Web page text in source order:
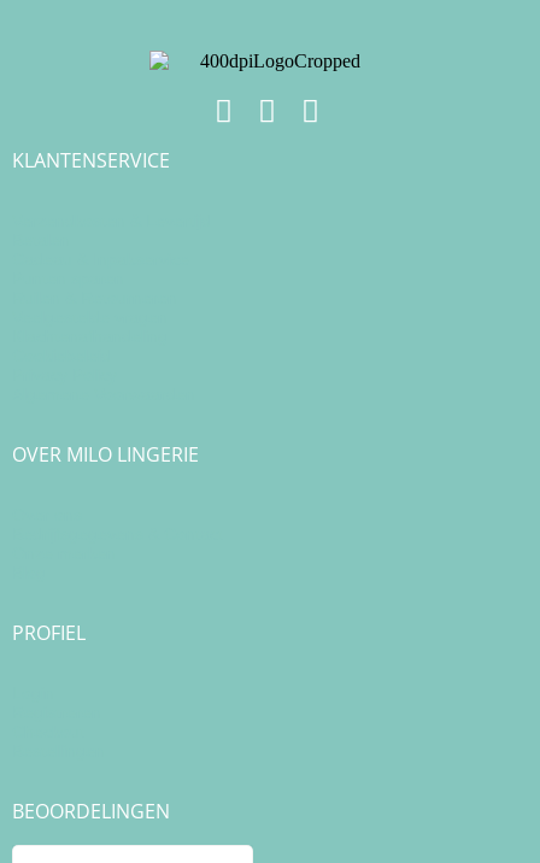
KLANTENSERVICE
OVER MILO LINGERIE
PROFIEL
BEOORDELINGEN